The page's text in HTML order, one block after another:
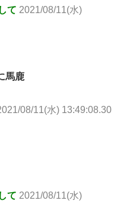
て 2021/08/11(水)
馬鹿
08/11(水) 13:49:08.30
て 2021/08/11(水)